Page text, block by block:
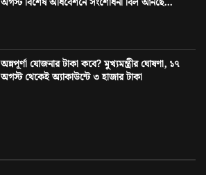
অন্নপূর্ণা যোজনার টাকা কবে? মুখ্যমন্ত্রীর ঘোষণা, ১৭
অগস্ট থেকেই অ্যাকাউন্টে ৩ হাজার টাকা